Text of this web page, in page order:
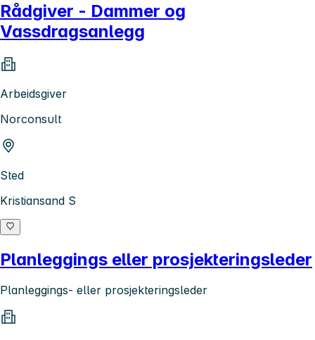
Rådgiver - Dammer og
Vassdragsanlegg
Arbeidsgiver
Norconsult
Sted
Kristiansand S
Planleggings eller prosjekteringsleder
Planleggings- eller prosjekteringsleder